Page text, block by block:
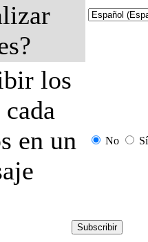
los
en un
No Sí